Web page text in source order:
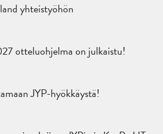
yhteistyöhön
otteluohjelma on julkaistu!
JYP-hyökkäystä!